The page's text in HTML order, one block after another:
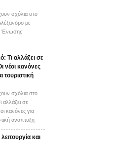
σχόλια στο
με
Ένωσης
Τι αλλάζει σε
νέοι κανόνες
τουριστική
σχόλια στο
αλλάζει σε
κανόνες για
ανάπτυξη
και